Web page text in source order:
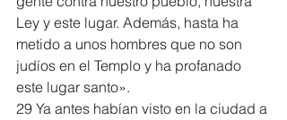
Ley y este lugar. Además, hasta ha
metido a unos hombres que no son
judíos en el Templo y ha profanado
este lugar santo».
29 Ya antes habían visto en la ciudad a